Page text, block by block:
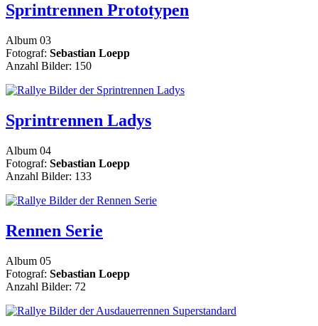
Sprintrennen Prototypen
Album 03
Fotograf: Sebastian Loepp
Anzahl Bilder: 150
Sprintrennen Ladys
Album 04
Fotograf: Sebastian Loepp
Anzahl Bilder: 133
Rennen Serie
Album 05
Fotograf: Sebastian Loepp
Anzahl Bilder: 72